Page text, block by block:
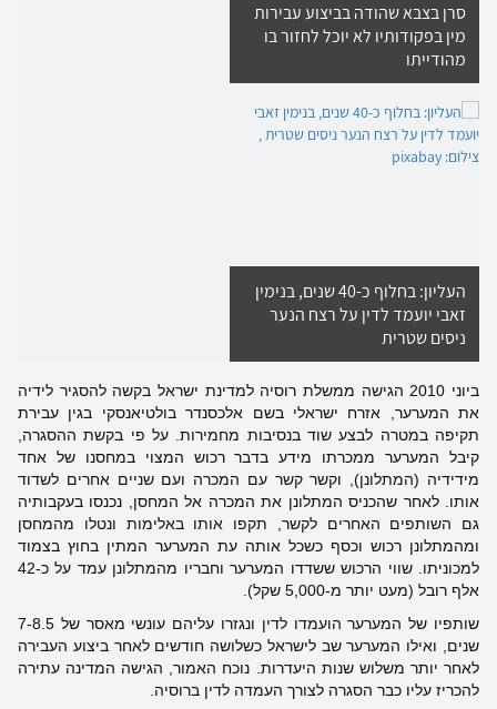
סרן בצבא שהודה בביצוע עבירות
מין בפקודותיו לא יוכל לחזור בו
מהודייתו
העליון: בחלוף כ-40 שנים, בנימין
זאבי יועמד לדין על רצח הנער
ניסים שטרית
ביוני 2010 הגישה ממשלת רוסיה למדינת ישראל בקשה להסגיר לידיה
את המערער, אזרח ישראלי בשם אלכסנדר בולטיאנסקי בגין עבירת
תקיפה במטרה לבצע שוד בנסיבות מחמירות. על פי בקשת ההסגרה,
קיבל המערער ממכרתו מידע בדבר רכוש המצוי במחסנו של אחד
מידידיה (המתלונן), וקשר קשר עם המכרה ועם שניים אחרים לשדוד
אותו. לאחר שהכניס המתלונן את המכרה אל המחסן, נכנסו בעקבותיה
גם השותפים האחרים לקשר, תקפו אותו באלימות ונטלו מהמחסן
ומהמתלונן רכוש וכסף כשכל אותה עת המערער המתין בחוץ בצמוד
למכוניתו. שווי הרכוש ששדדו המערער וחבריו מהמתלונן עמד על כ-42
אלף רובל (מעט יותר מ-5,000 שקל).
שותפיו של המערער הועמדו לדין ונגזרו עליהם עונשי מאסר של 7-8.5
שנים, ואילו המערער שב לישראל כשלושה חודשים לאחר ביצוע העבירה
לאחר יותר משלוש שנות היעדרות. נוכח האמור, הגישה המדינה עתירה
להכריז עליו כבר הסגרה לצורך העמדה לדין ברוסיה.